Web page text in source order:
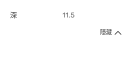
深 11.5
隱藏